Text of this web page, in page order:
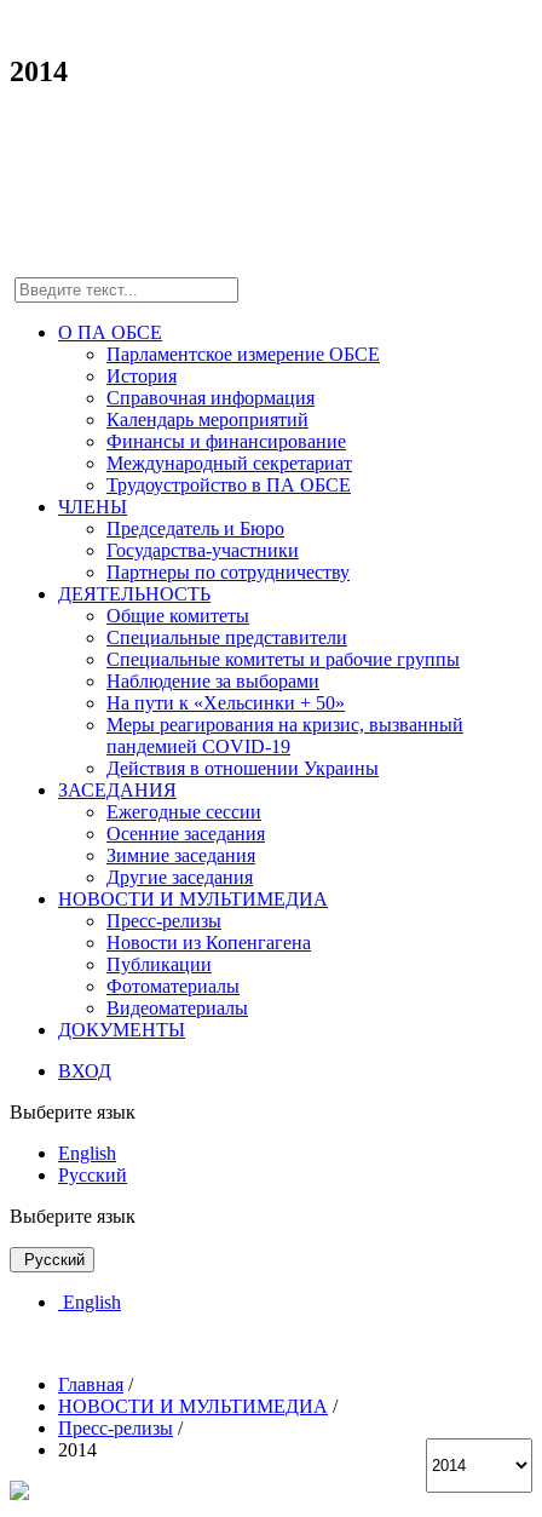
2014
О ПА ОБСЕ
Парламентское измерение ОБСЕ
История
Справочная информация
Календарь мероприятий
Финансы и финансирование
Международный секретариат
Трудоустройство в ПА ОБСЕ
ЧЛЕНЫ
Председатель и Бюро
Государства-участники
Партнеры по сотрудничеству
ДЕЯТЕЛЬНОСТЬ
Общие комитеты
Специальные представители
Специальные комитеты и рабочие группы
Наблюдение за выборами
На пути к «Хельсинки + 50»
Меры реагирования на кризис, вызванный
пандемией COVID-19
Действия в отношении Украины
ЗАСЕДАНИЯ
Ежегодные сессии
Осенние заседания
Зимние заседания
Другие заседания
НОВОСТИ И МУЛЬТИМЕДИА
Пресс-релизы
Новости из Копенгагена
Публикации
Фотоматериалы
Видеоматериалы
ДОКУМЕНТЫ
ВХОД
Выберите язык
English
Русский
Выберите язык
Русский
English
Главная /
НОВОСТИ И МУЛЬТИМЕДИА /
Пресс-релизы /
2014